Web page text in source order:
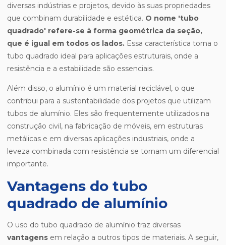
diversas indústrias e projetos, devido às suas propriedades
que combinam durabilidade e estética. O nome 'tubo
quadrado' refere-se à forma geométrica da seção,
que é igual em todos os lados. Essa característica torna o
tubo quadrado ideal para aplicações estruturais, onde a
resistência e a estabilidade são essenciais.
Além disso, o alumínio é um material reciclável, o que
contribui para a sustentabilidade dos projetos que utilizam
tubos de alumínio. Eles são frequentemente utilizados na
construção civil, na fabricação de móveis, em estruturas
metálicas e em diversas aplicações industriais, onde a
leveza combinada com resistência se tornam um diferencial
importante.
Vantagens do tubo
quadrado de alumínio
O uso do tubo quadrado de alumínio traz diversas
vantagens em relação a outros tipos de materiais. A seguir,